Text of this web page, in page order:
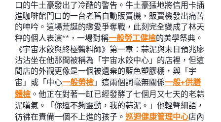
口的牛土豪發出了冷酷的警告。牛土豪猛地將信用卡插
進咖啡館門口的一台老舊自動販賣機，販賣機發出痛苦
的呻吟。這場荒誕的戀愛爭奪戰，此刻完全變成了林天
秤的個人表演**，一場對稱一般勞工健檢的美學祭典。
《宇宙水餃與終極醬料師》第一章：蒜泥與末日預兆廖
沾沾坐在他那間被稱為「宇宙水餃中心」的店裡，但這
間店的外觀更像是一個被遺棄的藍色塑膠棚，與「宇
宙」或「中心一般勞檢 」這兩個詞毫無關係一般+供膳
體檢 。他正在對著一缸已經發酵了七個月又七天的老蒜
泥嘆氣。「你還不夠靈動，我的蒜泥。」他輕聲細語，
彷彿在責備一個不上進的孩子。 巡迴健康管理中心店內